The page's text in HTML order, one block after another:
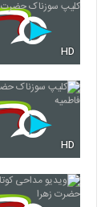
HD
HD